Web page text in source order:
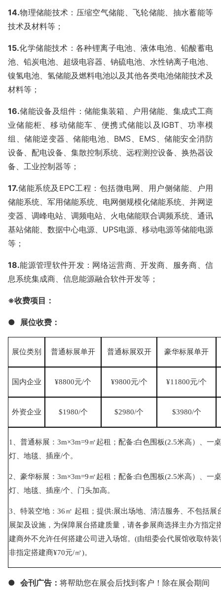
14.物理储能技术：压缩空气储能、飞轮储能、抽水蓄能等
技术及材料等；
15.化学储能技术：各种锂离子电池、液体电池、铅酸蓄电
池、铅炭电池、超级电容器、钠硫电池、水性钠离子电池、
镍氢电池、氢储能及燃料电池以及其他各类电池储能技术及
材料等；
16.储能设备及组件：储能集装箱、户用储能、集成式工商
业储能柜、移动储能车、便携式储能以及 IGBT、功率模
组、储能逆变器、储能电池、 BMS、 EMS、储能安全消防
设备、配电设备、集散控制系统、远程测控设备、换热器设
备、工业控制器等；
17.储能系统及 EPC工程：包括微电网、用户侧储能、户用
储能系统、军用储能系统、电网侧规模化储能系统、并网逆
变器、调峰电站、调频电站、火电储能联合调频系统、通讯
基站储能、数据中心电源、 UPS电源、移动电源等储能电源
等；
18.能源管理软件开发：网络运营商、开发商、服务商、信
息系统集成商、信息能源融合软件开发等；
※收费项目 ：
● 展位收费 ：
展位类别 普通标展单开 普通标展双开 豪华标展单开
国内企业 ¥8800元/个 ¥9800元/个 ¥11800元/个
外资企业 $1980/个 $2980/个 $3980/个
1、普通标展：3m×3m=9㎡起租；配备:白色围板(2.5米高）、一
灯、地毯、插座/个。
2、豪华标展：3m×3m=9㎡起租；配备:白色围板(2.5米高）、一
灯、地毯、插座/个、门头加高。
3、特装空地：36㎡ 起租；提供:展出场地、清洁服务、不包括
展架及设施，为保障展台搭建质量，请各参展商选择主办方指定
建商外不允许任何搭建公司进入场馆。(由组委会代展馆收取特装
非指定搭建商¥70元/㎡)。
● 会刊广告： 将帮助您在展会后找到客户！除在展会期间